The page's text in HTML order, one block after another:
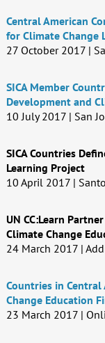
Central American
for Climate Change
27 October 2017 |
SICA Member
Development and
10 July 2017 | San
SICA Countries
Learning Project
10 April 2017 |
UN CC:Learn
Climate Change
24 March 2017 |
Countries in
Change Education
23 March 2017 |